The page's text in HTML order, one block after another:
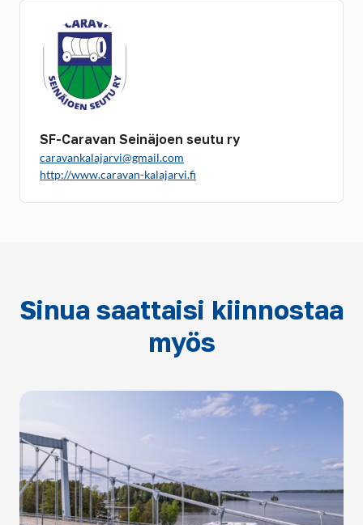
SF-Caravan Seinäjoen seutu ry
caravankalajarvi@gmail.com
http://www.caravan-kalajarvi.fi
Sinua saattaisi kiinnostaa
myös